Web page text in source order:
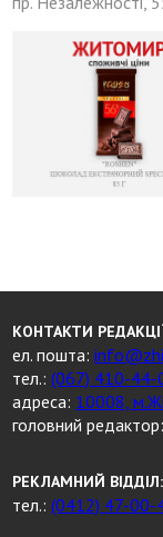
КОНТАКТИ
ел. пошта:
тел.:(067) 410-44-
адреса: 10008,
головний редактор:
РЕКЛАМНИЙ ВІДДІЛ:
тел.:(0412) 47-00-